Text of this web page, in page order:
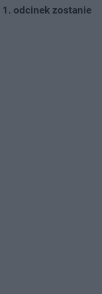
1. odcinek zostanie